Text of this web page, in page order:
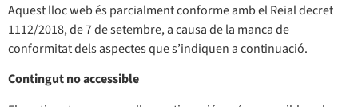
Aquest lloc web és parcialment conforme amb el Reial decret
1112/2018, de 7 de setembre, a causa de la manca de
conformitat dels aspectes que s’indiquen a continuació.
Contingut no accessible